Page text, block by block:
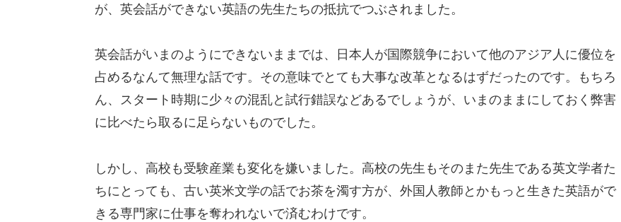
が、英会話ができない英語の先生たちの抵抗でつぶされました。
英会話がいまのようにできないままでは、日本人が国際競争において他のアジア人に優位を
占めるなんて無理な話です。その意味でとても大事な改革となるはずだったのです。もちろ
ん、スタート時期に少々の混乱と試行錯誤などあるでしょうが、いまのままにしておく弊害
に比べたら取るに足らないものでした。
しかし、高校も受験産業も変化を嫌いました。高校の先生もそのまた先生である英文学者た
ちにとっても、古い英米文学の話でお茶を濁す方が、外国人教師とかもっと生きた英語がで
きる専門家に仕事を奪われないで済むわけです。